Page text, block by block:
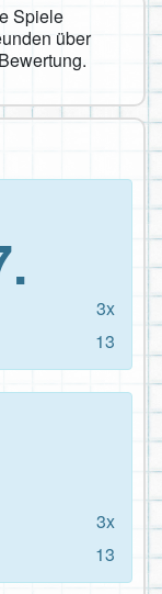
Spiele
über
3x
13
3x
13